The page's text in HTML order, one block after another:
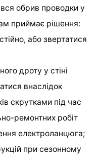
обрив проводки у
приймає рішення:
або звертатися
дроту у стіні
внаслідок
скрутками під час
ремонтних робіт
електроланцюга;
при сезонному